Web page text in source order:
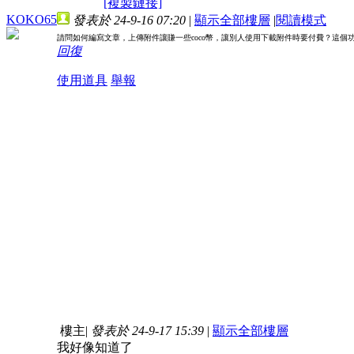
KOKO65
發表於 24-9-16 07:20 | 顯示全部樓層 |閱讀模式
請問如何編寫文章，上傳附件讓賺一些coco幣，讓別人使用下載附件時要付費？這個
回復
使用道具 舉報
樓主| 發表於 24-9-17 15:39 | 顯示全部樓層
我好像知道了